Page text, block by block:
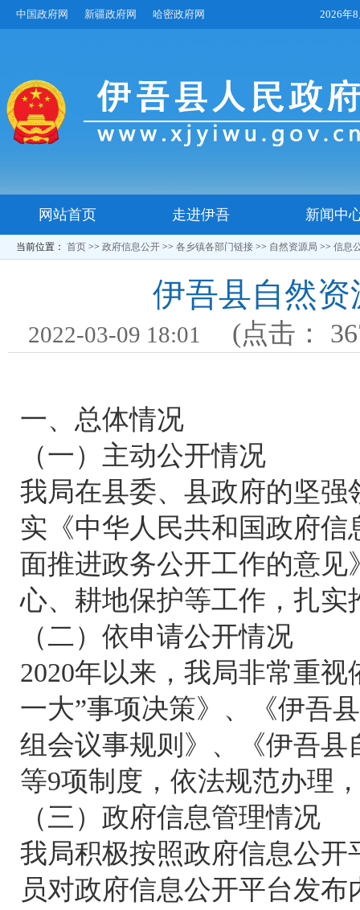
中国政府网 新疆政府网 哈密政府网 2026年
网站首页 走进伊吾 新闻中
当前位置： 首页 >> 政府信息公开 >> 各乡镇各部门链接 >> 自然资源局 >> 信息
伊吾县自然
2022-03-09 18:01 (点击：
一、总体情况
（一）主动公开情况
我局在县委、县政府的坚
实《中华人民共和国政府
面推进政务公开工作的意
心、耕地保护等工作，扎
（二）依申请公开情况
2020年以来，我局非常重
一大”事项决策》、《伊吾
组会议事规则》、《伊吾
等9项制度，依法规范办理
（三）政府信息管理情况
我局积极按照政府信息公
员对政府信息公开平台发